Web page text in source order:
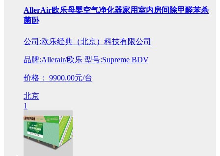
AllerAir欧乐母婴空气净化器家用室内房间除甲醛苯杀
菌卧
公司:欧乐经典（北京）科技有限公司
品牌:Allerair/欧乐 型号:Supreme BDV
价格： 9900.00元/台
北京
1